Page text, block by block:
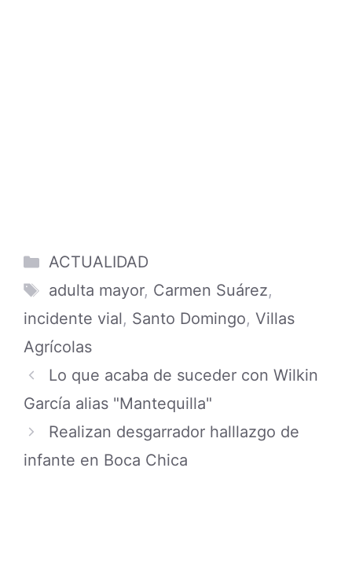
Categories
ACTUALIDAD
Tags
adulta mayor, Carmen Suárez,
incidente vial, Santo Domingo, Villas
Agrícolas
Lo que acaba de suceder con Wilkin
García alias "Mantequilla"
Realizan desgarrador halllazgo de
infante en Boca Chica